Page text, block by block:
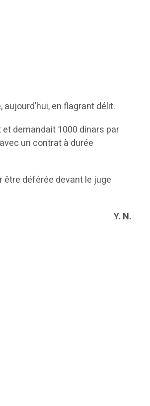
en flagrant délit.
demandait 1000 dinars par
un contrat à durée
déférée devant le juge
Y. N.